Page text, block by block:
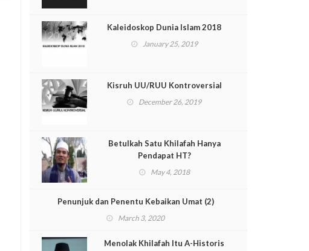
Kaleidoskop Dunia Islam 2018
January 25, 2019
Kisruh UU/RUU Kontroversial
December 26, 2019
Betulkah Satu Khilafah Hanya
Pendapat HT?
May 4, 2018
Penunjuk dan Penentu Kebaikan Umat (2)
March 3, 2020
Menolak Khilafah Itu A-Historis